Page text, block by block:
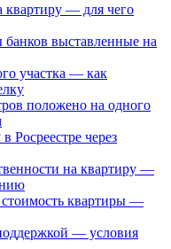
квартиру — для чего
выставленные на
участка — как
положено на одного
Росреестре через
на квартиру —
стоимость квартиры —
— условия